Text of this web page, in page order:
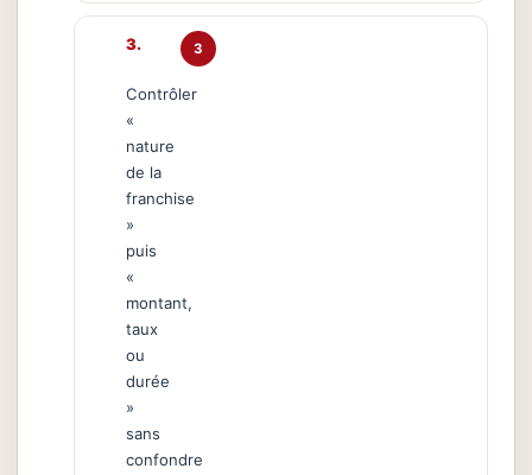
3
Contrôler
«
nature
de la
franchise
»
puis
«
montant,
taux
ou
durée
»
sans
confondre